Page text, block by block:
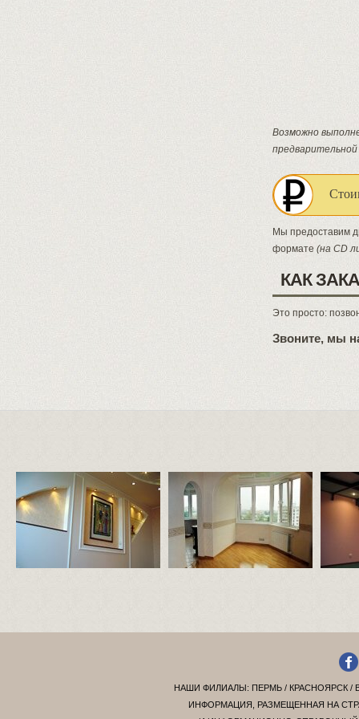
Возможно
Мы предоставим
формате (на CD
КАК
Это просто:
Звоните, мы
НАШИ ФИЛИАЛЫ: ПЕРМЬ / КРАСНОЯРСК /
ИНФОРМАЦИЯ, РАЗМЕЩЕННАЯ НА